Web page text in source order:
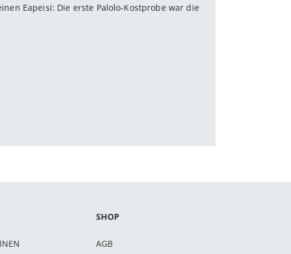
Eapeisi: Die erste Palolo-Kostprobe war die
SHOP
AGB